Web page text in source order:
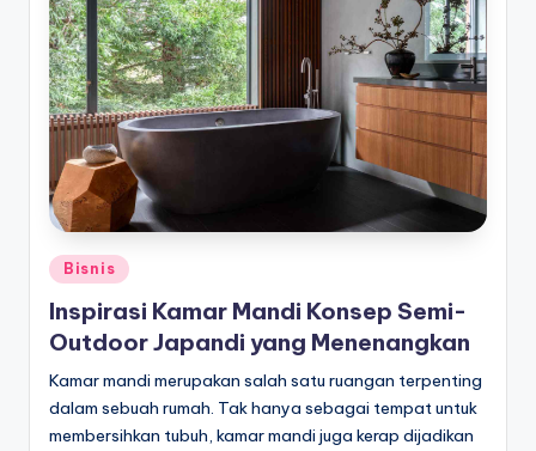
Posted
Bisnis
Inspirasi Kamar Mandi Konsep Semi-
Outdoor Japandi yang Menenangkan
Kamar mandi merupakan salah satu ruangan terpenting
dalam sebuah rumah. Tak hanya sebagai tempat untuk
membersihkan tubuh, kamar mandi juga kerap dijadikan